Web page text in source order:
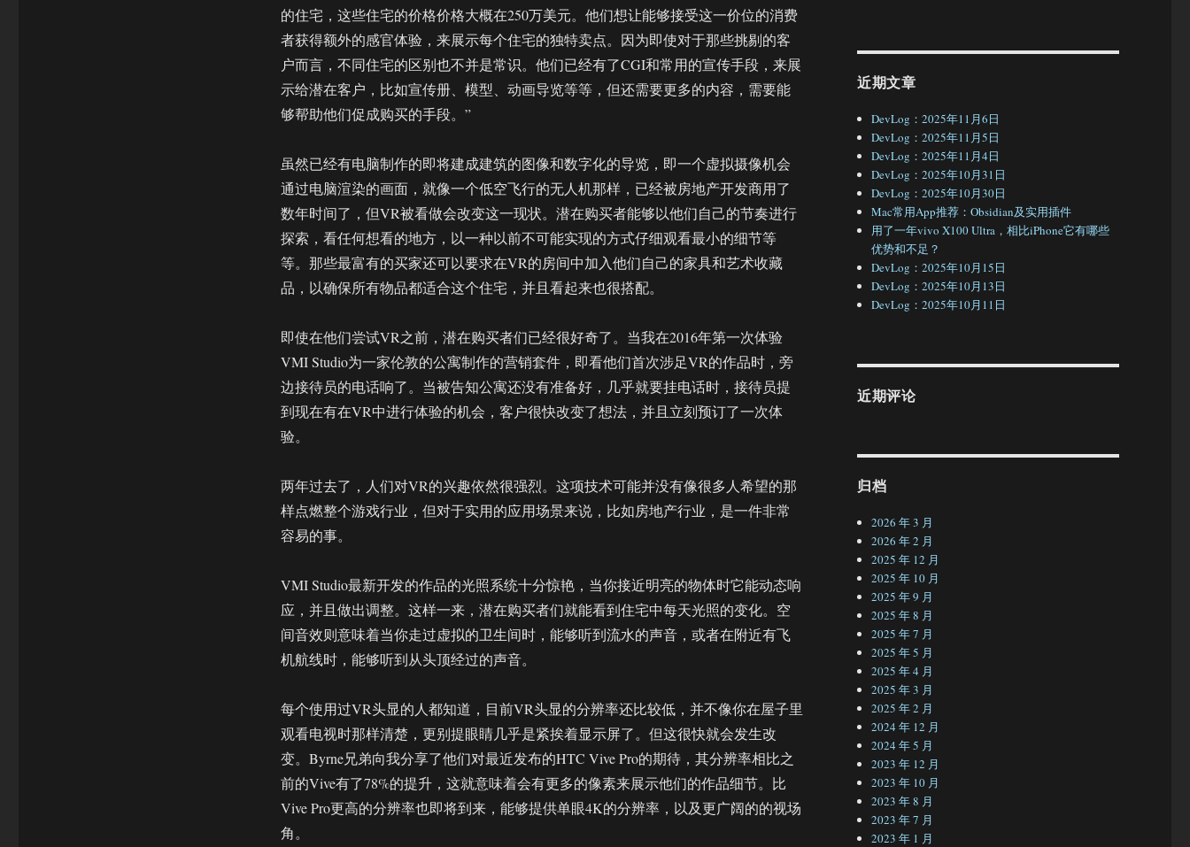
的住宅，这些住宅的价格价格大概在250万美元。他们想让能够接受这一价位的消费
者获得额外的感官体验，来展示每个住宅的独特卖点。因为即使对于那些挑剔的客
户而言，不同住宅的区别也不并是常识。他们已经有了CGI和常用的宣传手段，来展
示给潜在客户，比如宣传册、模型、动画导览等等，但还需要更多的内容，需要能
够帮助他们促成购买的手段。”
虽然已经有电脑制作的即将建成建筑的图像和数字化的导览，即一个虚拟摄像机会
通过电脑渲染的画面，就像一个低空飞行的无人机那样，已经被房地产开发商用了
数年时间了，但VR被看做会改变这一现状。潜在购买者能够以他们自己的节奏进行
探索，看任何想看的地方，以一种以前不可能实现的方式仔细观看最小的细节等
等。那些最富有的买家还可以要求在VR的房间中加入他们自己的家具和艺术收藏
品，以确保所有物品都适合这个住宅，并且看起来也很搭配。
即使在他们尝试VR之前，潜在购买者们已经很好奇了。当我在2016年第一次体验
VMI Studio为一家伦敦的公寓制作的营销套件，即看他们首次涉足VR的作品时，旁
边接待员的电话响了。当被告知公寓还没有准备好，几乎就要挂电话时，接待员提
到现在有在VR中进行体验的机会，客户很快改变了想法，并且立刻预订了一次体
验。
两年过去了，人们对VR的兴趣依然很强烈。这项技术可能并没有像很多人希望的那
样点燃整个游戏行业，但对于实用的应用场景来说，比如房地产行业，是一件非常
容易的事。
VMI Studio最新开发的作品的光照系统十分惊艳，当你接近明亮的物体时它能动态响
应，并且做出调整。这样一来，潜在购买者们就能看到住宅中每天光照的变化。空
间音效则意味着当你走过虚拟的卫生间时，能够听到流水的声音，或者在附近有飞
机航线时，能够听到从头顶经过的声音。
每个使用过VR头显的人都知道，目前VR头显的分辨率还比较低，并不像你在屋子里
观看电视时那样清楚，更别提眼睛几乎是紧挨着显示屏了。但这很快就会发生改
变。Byrne兄弟向我分享了他们对最近发布的HTC Vive Pro的期待，其分辨率相比之
前的Vive有了78%的提升，这就意味着会有更多的像素来展示他们的作品细节。比
Vive Pro更高的分辨率也即将到来，能够提供单眼4K的分辨率，以及更广阔的的视场
角。
近期文章
DevLog：2025年11月6日
DevLog：2025年11月5日
DevLog：2025年11月4日
DevLog：2025年10月31日
DevLog：2025年10月30日
Mac常用App推荐：Obsidian及实用插件
用了一年vivo X100 Ultra，相比iPhone它有哪些
优势和不足？
DevLog：2025年10月15日
DevLog：2025年10月13日
DevLog：2025年10月11日
近期评论
归档
2026 年 3 月
2026 年 2 月
2025 年 12 月
2025 年 10 月
2025 年 9 月
2025 年 8 月
2025 年 7 月
2025 年 5 月
2025 年 4 月
2025 年 3 月
2025 年 2 月
2024 年 12 月
2024 年 5 月
2023 年 12 月
2023 年 10 月
2023 年 8 月
2023 年 7 月
2023 年 1 月